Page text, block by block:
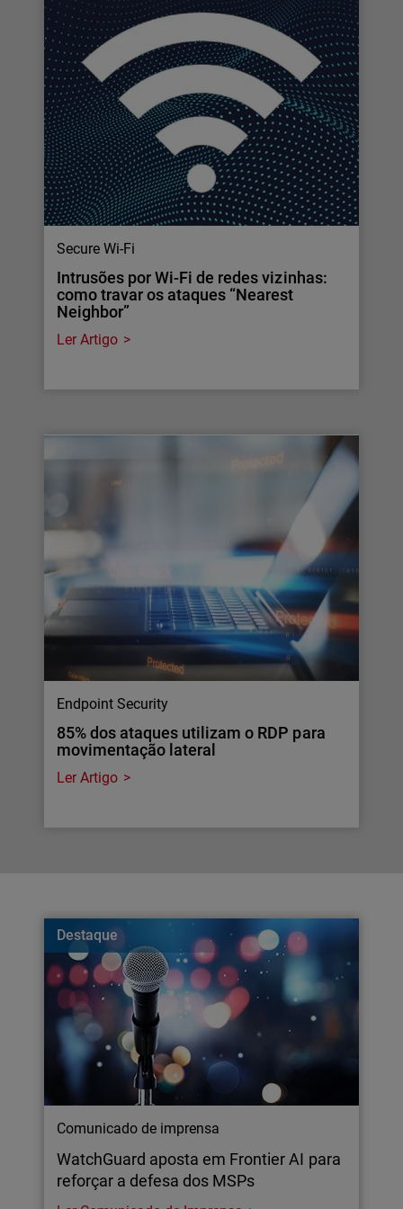
Secure Wi-Fi
Intrusões por Wi-Fi de redes vizinhas:
como travar os ataques “Nearest
Neighbor”
Ler Artigo
Endpoint Security
85% dos ataques utilizam o RDP para
movimentação lateral
Ler Artigo
Destaque
Comunicado de imprensa
WatchGuard aposta em Frontier AI para
reforçar a defesa dos MSPs